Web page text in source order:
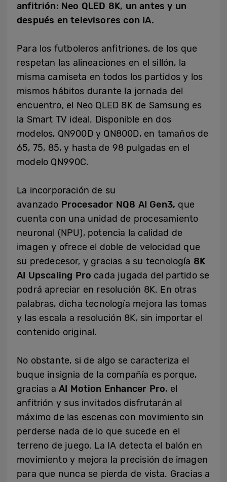
anfitrión: Neo QLED 8K, un antes y un
después en televisores con IA.
Para los futboleros anfitriones, de los que
respetan las alineaciones en el sillón, la
misma camiseta en todos los partidos y los
mismos hábitos durante la jornada del
encuentro, el Neo QLED 8K de Samsung es
la Smart TV ideal. Disponible en dos
modelos, QN900D y QN800D, en tamaños de
65, 75, 85, y hasta de 98 pulgadas en el
modelo QN990C.
La incorporación de su
avanzado Procesador NQ8 AI Gen3, que
cuenta con una unidad de procesamiento
neuronal (NPU), potencia la calidad de
imagen y ofrece el doble de velocidad que
su predecesor, y gracias a su tecnología 8K
AI Upscaling Pro cada jugada del partido se
podrá apreciar en resolución 8K. En otras
palabras, dicha tecnología mejora las tomas
y las escala a resolución 8K, sin importar el
contenido original.
No obstante, si de algo se caracteriza el
buque insignia de la compañía es porque,
gracias a AI Motion Enhancer Pro, el
anfitrión y sus invitados disfrutarán al
máximo de las escenas con movimiento sin
perderse nada de lo que sucede en el
terreno de juego. La IA detecta el balón en
movimiento y mejora la precisión de imagen
para que nunca se pierda de vista. Gracias a